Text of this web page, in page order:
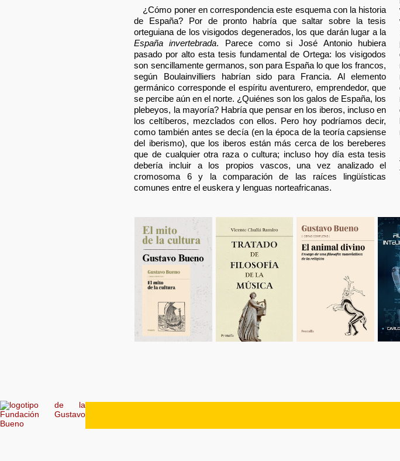
¿Cómo poner en correspondencia este esquema con la historia
de España? Por de pronto habría que saltar sobre la tesis
orteguiana de los visigodos degenerados, los que darán lugar a la
España invertebrada. Parece como si José Antonio hubiera
pasado por alto esta tesis fundamental de Ortega: los visigodos
son sencillamente germanos, son para España lo que los francos,
según Boulainvilliers habrían sido para Francia. Al elemento
germánico corresponde el espíritu aventurero, emprendedor, que
se percibe aún en el norte. ¿Quiénes son los galos de España, los
plebeyos, la mayoría? Habría que pensar en los iberos, incluso en
los celtíberos, mezclados con ellos. Pero hoy podríamos decir,
como también antes se decía (en la época de la teoría capsiense
del iberismo), que los iberos están más cerca de los bereberes
que de cualquier otra raza o cultura; incluso hoy día esta tesis
debería incluir a los propios vascos, una vez analizado el
cromosoma 6 y la comparación de las raíces lingüísticas
comunes entre el euskera y lenguas norteafricanas.